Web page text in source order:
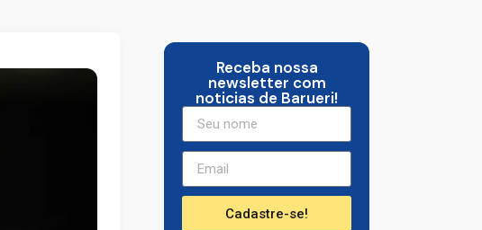
Receba nossa
newsletter com
noticias de Barueri!
Cadastre-se!